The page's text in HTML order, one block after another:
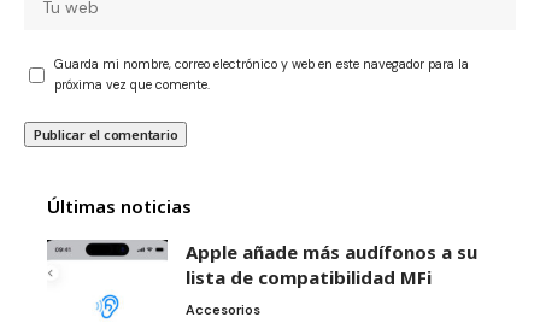
Guarda mi nombre, correo electrónico y web en este navegador para la
próxima vez que comente.
Últimas noticias
Apple añade más audífonos a su
lista de compatibilidad MFi
Accesorios